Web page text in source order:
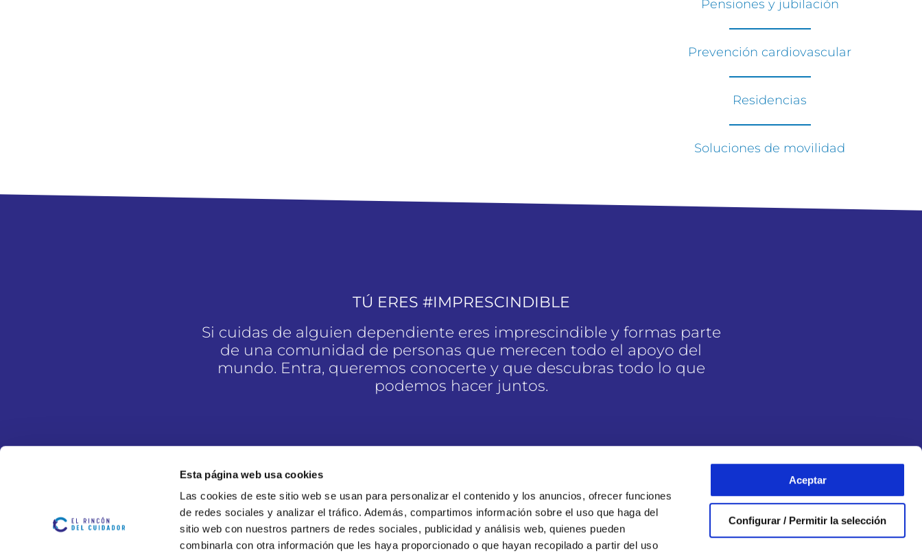
Esta página web usa cookies
Las cookies de este sitio web se usan para personalizar el contenido y los anuncios, ofrecer funciones
de redes sociales y analizar el tráfico. Además, compartimos información sobre el uso que haga del
sitio web con nuestros partners de redes sociales, publicidad y análisis web, quienes pueden
combinarla con otra información que les haya proporcionado o que hayan recopilado a partir del uso
Aceptar
Configurar / Permitir la selección
Pensiones y jubilación
Prevención cardiovascular
Residencias
Soluciones de movilidad
TÚ ERES #IMPRESCINDIBLE
Si cuidas de alguien dependiente eres imprescindible y formas parte
de una comunidad de personas que merecen todo el apoyo del
mundo. Entra, queremos conocerte y que descubras todo lo que
podemos hacer juntos.